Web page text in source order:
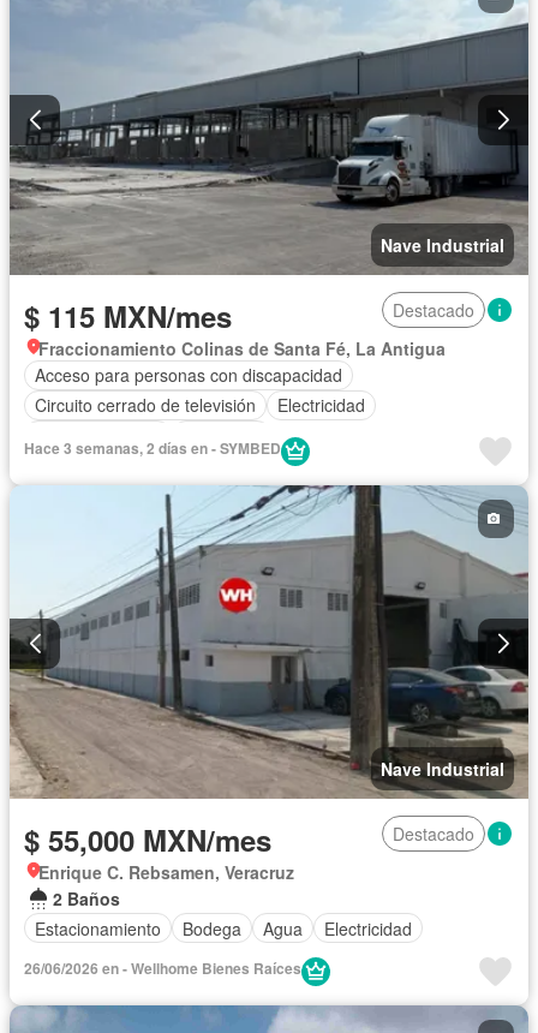
Nave Industrial
$ 115 MXN/mes
Destacado
Fraccionamiento Colinas de Santa Fé, La Antigua
Acceso para personas con discapacidad
Circuito cerrado de televisión
Electricidad
Hace 3 semanas, 2 días en - SYMBED
Nave Industrial
$ 55,000 MXN/mes
Destacado
Enrique C. Rebsamen, Veracruz
2 Baños
Estacionamiento
Bodega Agua Electricidad
26/06/2026 en - Wellhome Bienes Raíces